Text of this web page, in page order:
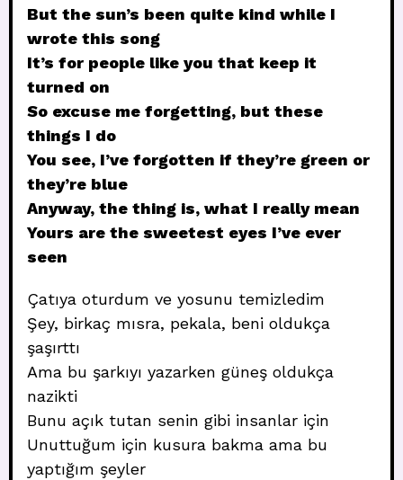
But the sun’s been quite kind while I
wrote this song
It’s for people like you that keep it
turned on
So excuse me forgetting, but these
things I do
You see, I’ve forgotten if they’re green or
they’re blue
Anyway, the thing is, what I really mean
Yours are the sweetest eyes I’ve ever
seen
Çatıya oturdum ve yosunu temizledim
Şey, birkaç mısra, pekala, beni oldukça
şaşırttı
Ama bu şarkıyı yazarken güneş oldukça
nazikti
Bunu açık tutan senin gibi insanlar için
Unuttuğum için kusura bakma ama bu
yaptığım şeyler